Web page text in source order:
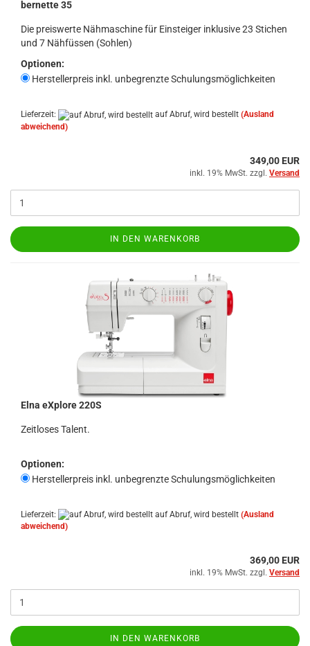
bernette 35
Die preiswerte Nähmaschine für Einsteiger inklusive 23 Stichen
und 7 Nähfüssen (Sohlen)
Optionen:
Herstellerpreis inkl. unbegrenzte Schulungsmöglichkeiten
Lieferzeit: auf Abruf, wird bestellt (Ausland
abweichend)
349,00 EUR
inkl. 19% MwSt. zzgl. Versand
IN DEN WARENKORB
Elna eXplore 220S
Zeitloses Talent.
Optionen:
Herstellerpreis inkl. unbegrenzte Schulungsmöglichkeiten
Lieferzeit: auf Abruf, wird bestellt (Ausland
abweichend)
369,00 EUR
inkl. 19% MwSt. zzgl. Versand
IN DEN WARENKORB